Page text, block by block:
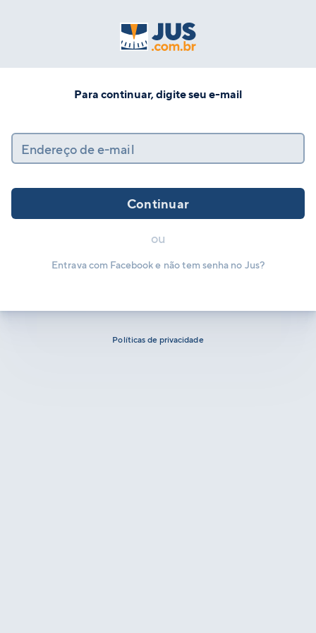
Para continuar, digite seu e-mail
Endereço de e-mail
Continuar
ou
Entrava com Facebook e não tem senha no Jus?
Políticas de privacidade